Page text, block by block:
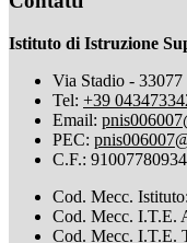
Istituto di Istruzione
Via Stadio -
Tel: +39
Email:
PEC:
C.F.: 91007780934
Cod. Mecc.
Cod. Mecc. I.T.E.
Cod. Mecc. I.T.E.